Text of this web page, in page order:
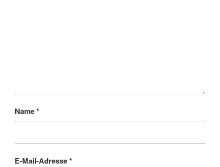
Name*
E-Mail-Adresse*